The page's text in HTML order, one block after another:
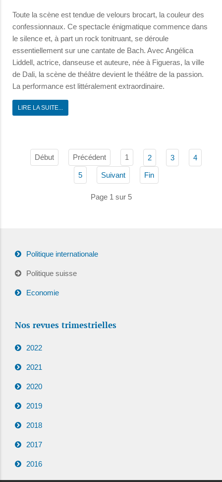
Toute la scène est tendue de velours brocart, la couleur des
confessionnaux. Ce spectacle énigmatique commence dans
le silence et, à part un rock tonitruant, se déroule
essentiellement sur une cantate de Bach. Avec Angélica
Liddell, actrice, danseuse et auteure, née à Figueras, la ville
de Dali, la scène de théâtre devient le théâtre de la passion.
La performance est littéralement extraordinaire.
LIRE LA SUITE...
Début Précédent 1 2 3 4
5 Suivant Fin
Page 1 sur 5
Politique internationale
Politique suisse
Economie
Nos revues trimestrielles
2022
2021
2020
2019
2018
2017
2016